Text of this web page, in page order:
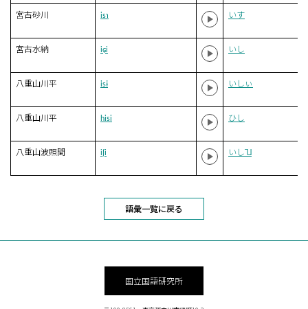
宮古砂川 isɿ いす
宮古水納 iɕi いし
八重山川平 isɨ いしぃ
八重山川平 hisi ひし
八重山波照間 iʃi いし˥˩
語彙一覧に戻る
国立国語研究所